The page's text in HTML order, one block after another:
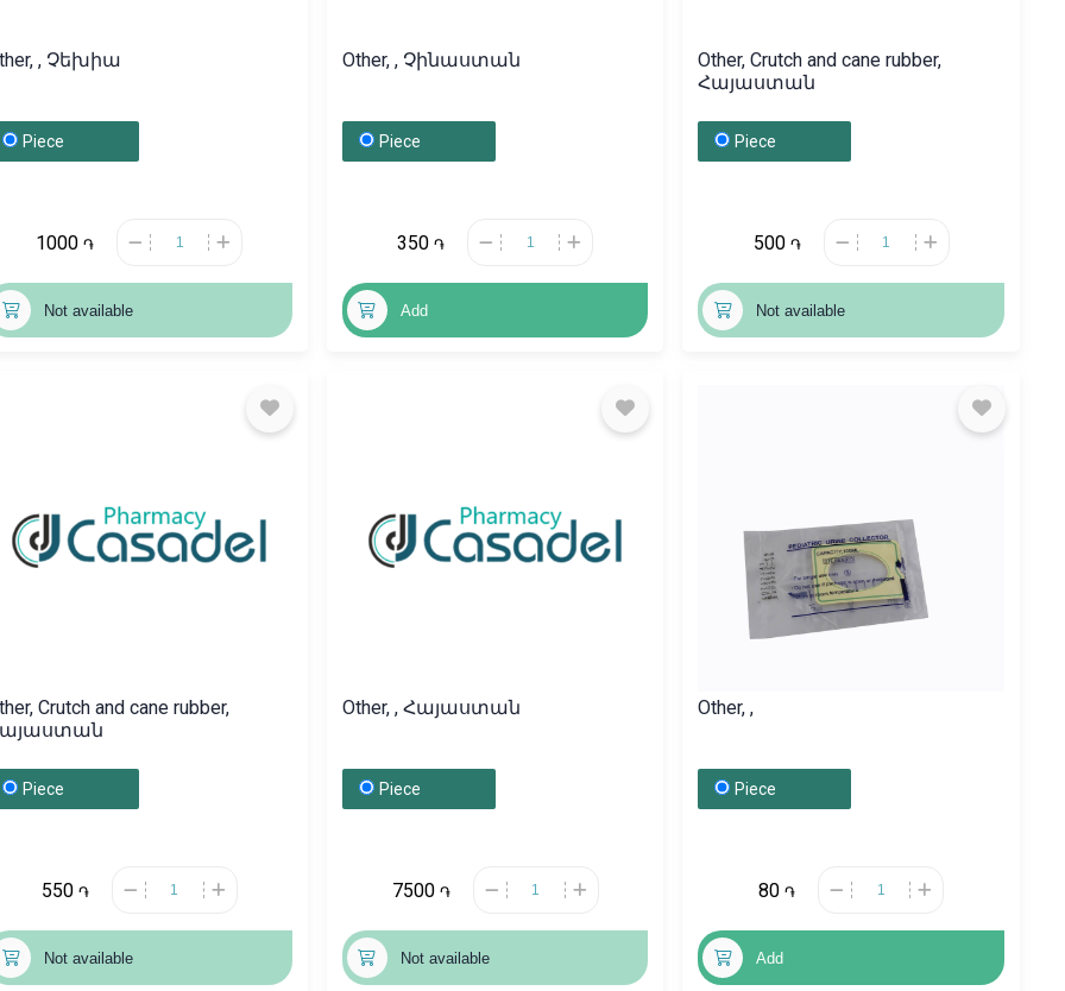
, Չեխիա
Piece
1000 ֏
Not available
Other, , Չինաստան
Piece
350֏
Add
Other, Crutch and cane rubber,
Հայաստան
Piece
500 ֏
Not available
Crutch and cane rubber,
Piece
550 ֏
Not available
Other, , Հայաստան
Piece
7500 ֏
Not available
Other, ,
Piece
80֏
Add